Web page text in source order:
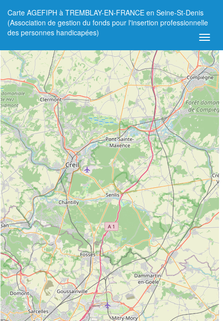
Carte AGEFIPH à TREMBLAY-EN-FRANCE en Seine-St-Denis
(Association de gestion du fonds pour l'insertion professionnelle
des personnes handicapées)
+
−